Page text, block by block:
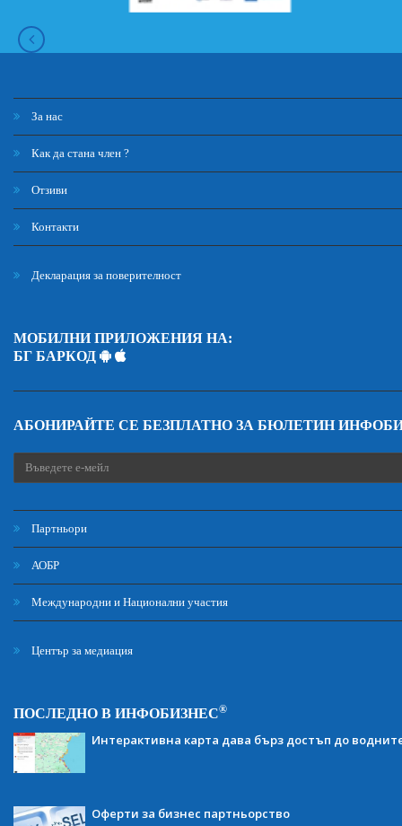
За нас
Как да стана член ?
Отзиви
Контакти
Декларация за поверителност
МОБИЛНИ ПРИЛОЖЕНИЯ НА:
БГ БАРКОД
АБОНИРАЙТЕ СЕ БЕЗПЛАТНО ЗА БЮЛЕТИН
Партньори
АОБР
Международни и Национални участия
Център за медиация
ПОСЛЕДНО В ИНФОБИЗНЕС®
Интерактивна карта дава бърз достъп до
Оферти за бизнес партньорство